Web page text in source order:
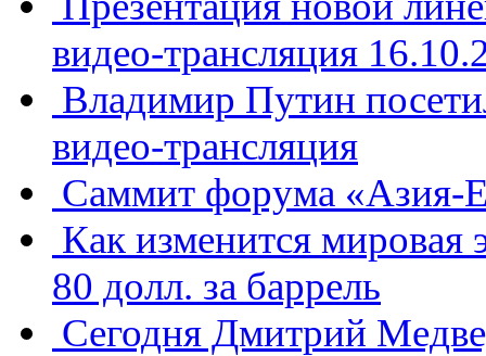
видео-трансляция
Владимир Путин
видео-трансляция
Саммит форума «Азия-
Как изменится мировая
80 долл. за баррель
Сегодня Дмитрий